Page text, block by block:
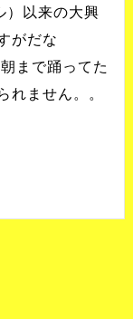
）以来の大興
がだな
まで踊ってた
ません。。